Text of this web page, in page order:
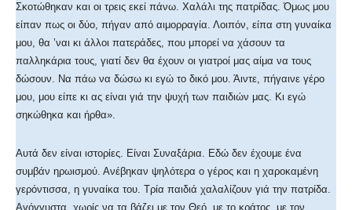
Σκοτώθηκαν και οι τρεις εκεί πάνω. Χαλάλι της πατρίδας. Όμως μου
είπαν πως οι δύο, πήγαν από αιμορραγία. Λοιπόν, είπα στη γυναίκα
μου, θα ʽναι κι άλλοι πατεράδες, που μπορεί να χάσουν τα
παλληκάρια τους, γιατί δεν θα έχουν οι γιατροί μας αίμα να τους
δώσουν. Να πάω να δώσω κι εγώ το δικό μου. Άιντε, πήγαινε γέρο
μου, μου είπε κι ας είναι γιά την ψυχή των παιδιών μας. Κι εγώ
σηκώθηκα και ήρθα».
Αυτά δεν είναι ιστορίες. Είναι Συναξάρια. Εδώ δεν έχουμε ένα
συμβάν ηρωισμού. Ανέβηκαν ψηλότερα ο γέρος και η χαροκαμένη
γερόντισσα, η γυναίκα του. Τρία παιδιά χαλαλίζουν γιά την πατρίδα.
Αγόγγυστα, χωρίς να τα βάζει με τον Θεό, με το κράτος, με τον